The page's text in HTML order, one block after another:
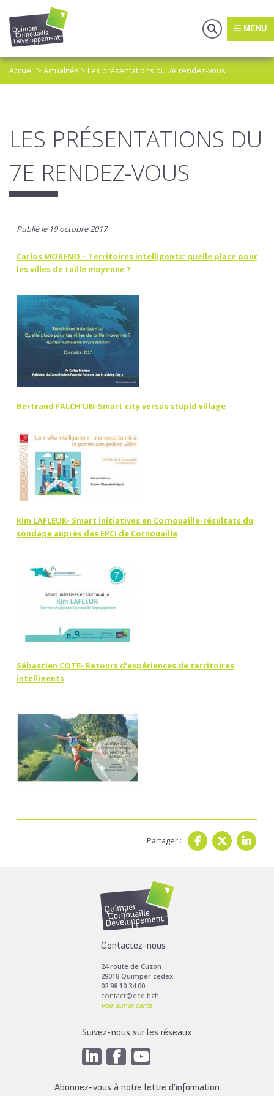
MENU
Accueil > Actualités > Les présentations du 7e rendez-vous
LES PRÉSENTATIONS DU
7E RENDEZ-VOUS
Publié le 19 octobre 2017
Carlos MORENO – Territoires intelligents: quelle place pour
les villes de taille moyenne ?
Bertrand FALCH’UN-Smart city versus stupid village
Kim LAFLEUR- Smart initiatives en Cornouaille-résultats du
sondage auprès des EPCI de Cornouaille
Sébastien COTE- Retours d’expériences de territoires
intelligents
Partager :
Contactez-nous
24 route de Cuzon
29018 Quimper cedex
02 98 10 34 00
contact@qcd.bzh
voir sur la carte
Suivez-nous sur les réseaux
Abonnez-vous à notre lettre d’information